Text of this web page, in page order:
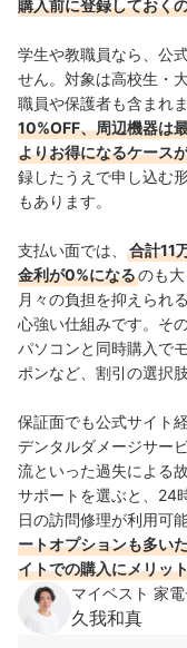
購入前に登録しておく
学生や教職員なら、公
せん。対象は高校生・
職員や保護者も含まれま
10%OFF、周辺機器は
よりお得になるケース
録したうえで申し込む
もあります。
支払い面では、
合計11
金利が0%になるのも
月々の負担を抑えられ
心強い仕組みです。そ
パソコンと同時購入で
ポンなど、割引の選択
保証面でも公式サイト
デンタルダメージサー
流といった過失による
サポートを選ぶと、24
日の訪問修理が利用可能
ートオプションも多い
イトでの購入にメリッ
マイベスト 家
久我和真